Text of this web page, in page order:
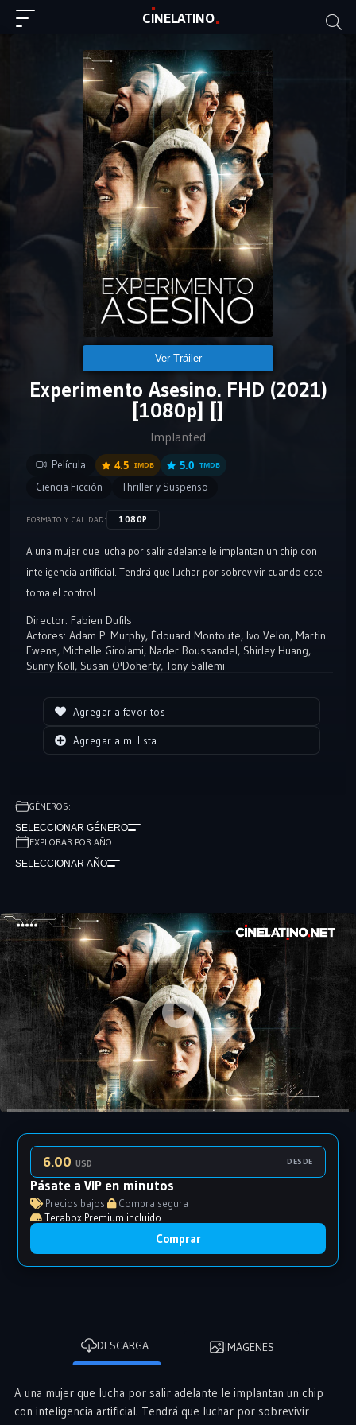
CINELATINO
Ver Tráiler
Experimento Asesino. FHD (2021)
[1080p] []
Implanted
Película 4.5 IMDB 5.0 TMDB
Ciencia Ficción Thriller y Suspenso
FORMATO Y CALIDAD: 1080P
A una mujer que lucha por salir adelante le implantan un chip con
inteligencia artificial. Tendrá que luchar por sobrevivir cuando este
toma el control.
Director: Fabien Dufils
Actores: Adam P. Murphy, Édouard Montoute, Ivo Velon, Martin
Ewens, Michelle Girolami, Nader Boussandel, Shirley Huang,
Sunny Koll, Susan O'Doherty, Tony Sallemi
Agregar a favoritos
Agregar a mi lista
GÉNEROS:
SELECCIONAR GÉNERO
EXPLORAR POR AÑO:
SELECCIONAR AÑO
6.00USD DESDE
Pásate a VIP en minutos
Precios bajos·
Compra segura
Terabox Premium incluido
Comprar
DESCARGA IMÁGENES
A una mujer que lucha por salir adelante le implantan un chip
con inteligencia artificial. Tendrá que luchar por sobrevivir